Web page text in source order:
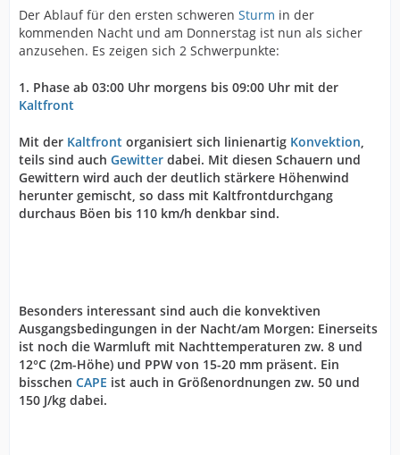
Der Ablauf für den ersten schweren Sturm in der
kommenden Nacht und am Donnerstag ist nun als sicher
anzusehen. Es zeigen sich 2 Schwerpunkte:
1. Phase ab 03:00 Uhr morgens bis 09:00 Uhr mit der
Kaltfront
Mit der Kaltfront organisiert sich linienartig Konvektion,
teils sind auch Gewitter dabei. Mit diesen Schauern und
Gewittern wird auch der deutlich stärkere Höhenwind
herunter gemischt, so dass mit Kaltfrontdurchgang
durchaus Böen bis 110 km/h denkbar sind.
Besonders interessant sind auch die konvektiven
Ausgangsbedingungen in der Nacht/am Morgen: Einerseits
ist noch die Warmluft mit Nachttemperaturen zw. 8 und
12°C (2m-Höhe) und PPW von 15-20 mm präsent. Ein
bisschen CAPE ist auch in Größenordnungen zw. 50 und
150 J/kg dabei.